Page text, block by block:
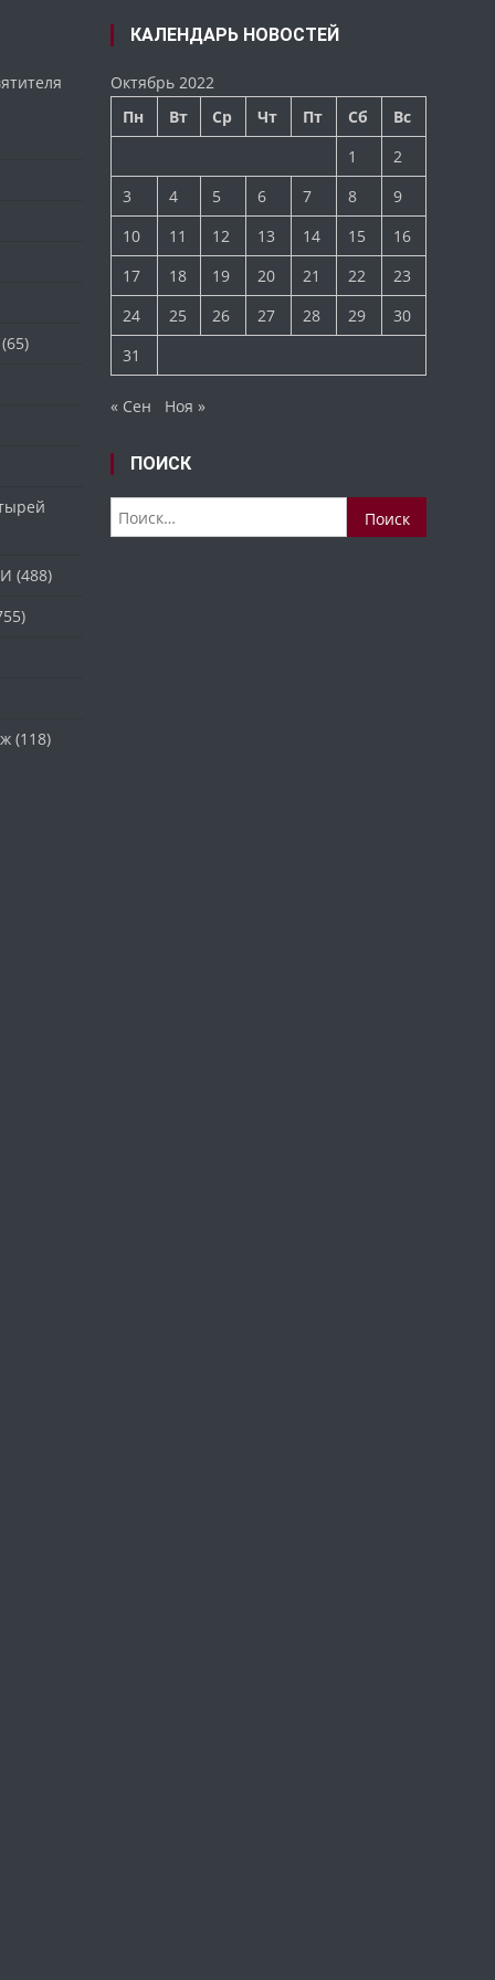
(65)
(488)
(118)
КАЛЕНДАРЬ НОВОСТЕЙ
Октябрь 2022
Пн
Вт Ср Чт Пт Сб
Вс
1
2
3
4 5 6 7 8
9
10
11 12 13 14 15
16
17
18 19 20 21 22
23
24
25 26 27 28 29
30
31
« Сен Ноя »
ПОИСК
Найти: